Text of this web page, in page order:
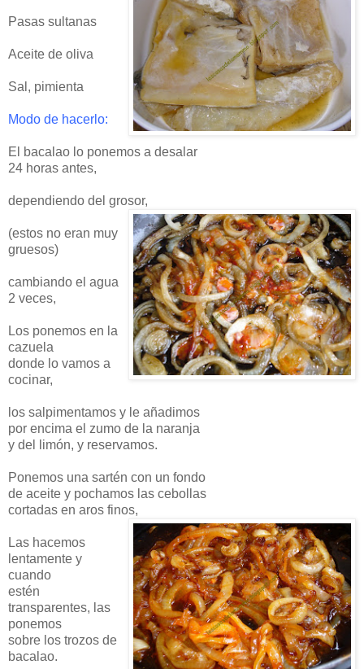
Pasas sultanas
Aceite de oliva
Sal, pimienta
Modo de hacerlo:
El bacalao lo ponemos a desalar
24 horas antes,
dependiendo del grosor,
(estos no eran muy
gruesos)
cambiando el agua
2 veces,
Los ponemos en la
cazuela
donde lo vamos a
cocinar,
los salpimentamos y le añadimos
por encima el zumo de la naranja
y del
limón, y reservamos.
Ponemos una sartén con un fondo
de aceite y pochamos las cebollas
cortadas en aros finos,
Las hacemos
lentamente y
cuando
estén
transparentes, las
ponemos
sobre los trozos de
bacalao.